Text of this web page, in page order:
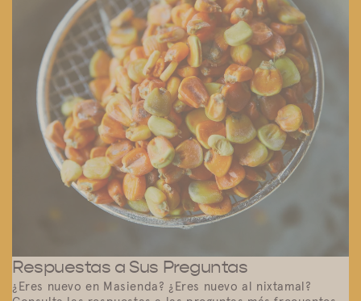
Respuestas a Sus Preguntas
¿Eres nuevo en Masienda? ¿Eres nuevo al nixtamal?